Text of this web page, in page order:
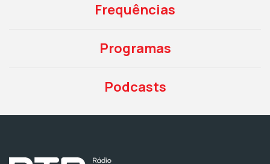
Frequências
Programas
Podcasts